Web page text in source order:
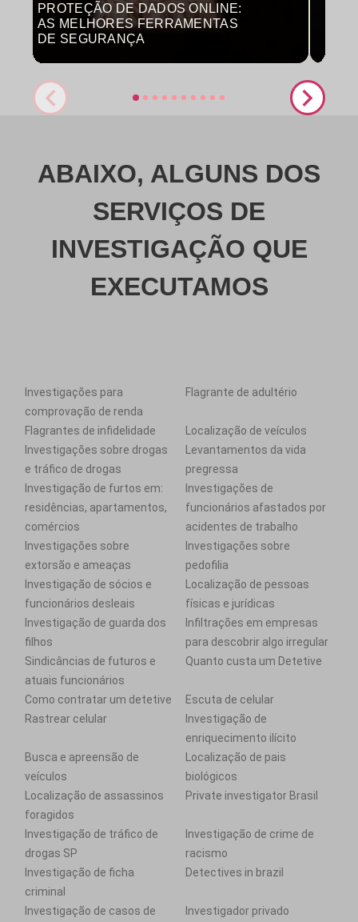
PROTEÇÃO DE DADOS ONLINE:
AS MELHORES FERRAMENTAS
DE SEGURANÇA
ABAIXO, ALGUNS DOS
SERVIÇOS DE
INVESTIGAÇÃO QUE
EXECUTAMOS
Investigações para
comprovação de renda
Flagrante de adultério
Flagrantes de infidelidade
Localização de veículos
Investigações sobre drogas
e tráfico de drogas
Levantamentos da vida
pregressa
Investigação de furtos em:
residências, apartamentos,
comércios
Investigações de
funcionários afastados por
acidentes de trabalho
Investigações sobre
extorsão e ameaças
Investigações sobre
pedofilia
Investigação de sócios e
funcionários desleais
Localização de pessoas
físicas e jurídicas
Investigação de guarda dos
filhos
Infiltrações em empresas
para descobrir algo irregular
Sindicâncias de futuros e
atuais funcionários
Quanto custa um Detetive
Como contratar um detetive
Escuta de celular
Rastrear celular
Investigação de
enriquecimento ilícito
Busca e apreensão de
veículos
Localização de pais
biológicos
Localização de assassinos
foragidos
Private investigator Brasil
Investigação de tráfico de
drogas SP
Investigação de crime de
racismo
Investigação de ficha
criminal
Detectives in brazil
Investigação de casos de
Investigador privado